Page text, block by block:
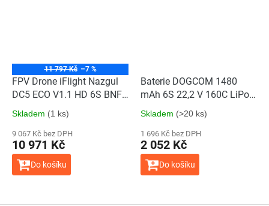
11 797 Kč –7 %
FPV Drone iFlight Nazgul
DC5 ECO V1.1 HD 6S BNF
(ELRS 2.4GHz)+GPS
Skladem (1 ks)
9 067 Kč bez DPH
10 971 Kč
Do košíku
Baterie DOGCOM 1480
mAh 6S 22,2 V 160C LiPo
SBANG Edition
Skladem (>20 ks)
1 696 Kč bez DPH
2 052 Kč
Do košíku